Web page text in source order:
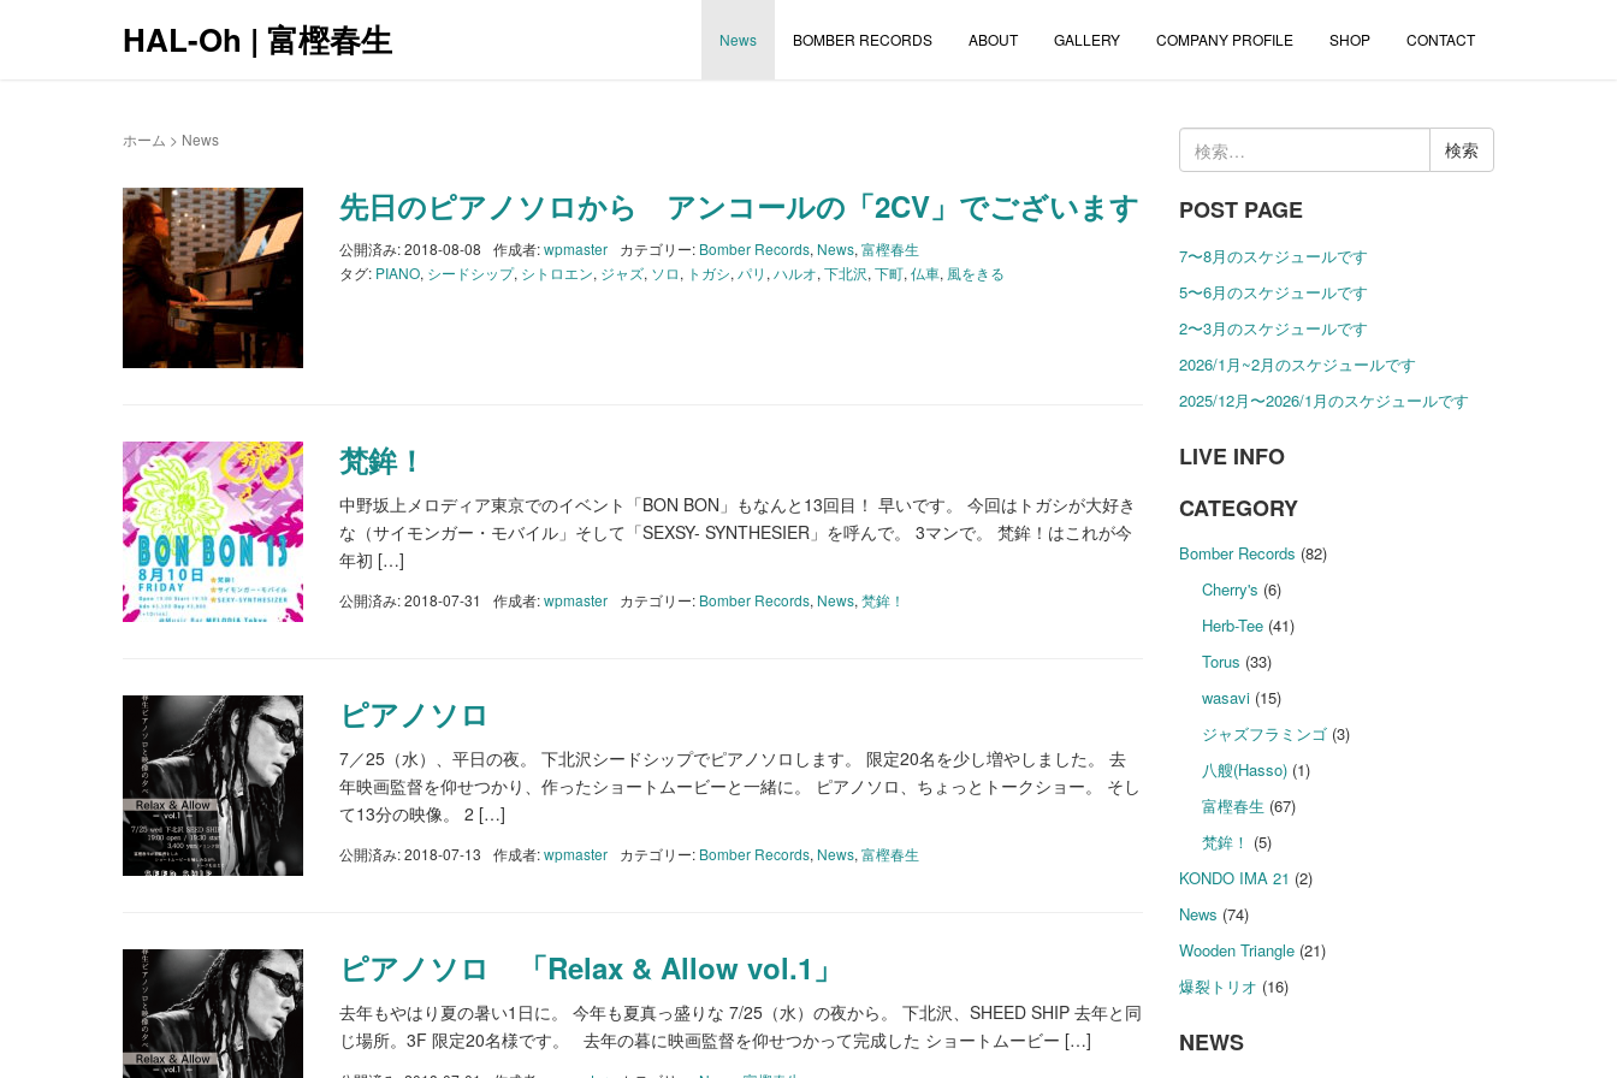
HAL-Oh | 富樫春生 News BOMBER RECORDS ABOUT GALLERY COMPANY PROFILE SHOP CONTACT
ホーム > News
先日のピアノソロから アンコールの「2CV」でございます
公開済み: 2018-08-08 作成者:wpmaster カテゴリー: Bomber Records, News, 富樫春生
タグ: PIANO, シードシップ, シトロエン, ジャズ, ソロ, トガシ, パリ , ハルオ, 下北沢, 下町, 仏車, 風をきる
梵鉾！
中野坂上メロディア東京でのイベント「BON BON」もなんと13回目！ 早いです。 今回はトガシが大好き
な（サイモンガー・モバイル」そして「SEXSY- SYNTHESIER」を呼んで。 3マンで。 梵鉾！はこれが今
年初 […]
公開済み: 2018-07-31 作成者:wpmaster カテゴリー: Bomber Records, News, 梵鉾！
ピアノソロ
7／25（水）、平日の夜。 下北沢シードシップでピアノソロします。 限定20名を少し増やしました。 去
年映画監督を仰せつかり、作ったショートムービーと一緒に。 ピアノソロ、ちょっとトークショー。 そし
て13分の映像。 2 […]
公開済み: 2018-07-13 作成者:wpmaster カテゴリー: Bomber Records, News, 富樫春生
ピアノソロ 「Relax & Allow vol.1」
去年もやはり夏の暑い1日に。 今年も夏真っ盛りな 7/25（水）の夜から。 下北沢、SHEED SHIP 去年と同
じ場所。3F 限定20名様です。 去年の暮に映画監督を仰せつかって完成した ショートムービー […]
検
索:
POST PAGE
7〜8月のスケジュールです
5〜6月のスケジュールです
2〜3月のスケジュールです
2026/1月~2月のスケジュールです
2025/12月〜2026/1月のスケジュールです
LIVE INFO
CATEGORY
Bomber Records (82)
Cherry's (6)
Herb-Tee (41)
Torus (33)
wasavi (15)
ジャズフラミンゴ (3)
八艘(Hasso) (1)
富樫春生 (67)
梵鉾！ (5)
KONDO IMA 21 (2)
News (74)
Wooden Triangle(21)
爆裂トリオ (16)
NEWS